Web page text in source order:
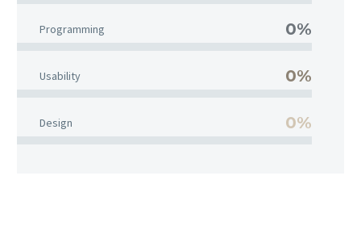
Programming 0%
Usability 0%
Design 0%